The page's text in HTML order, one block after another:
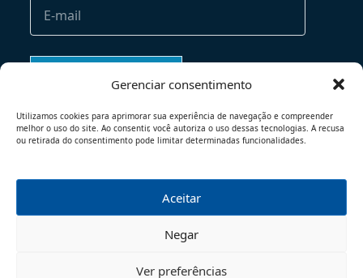
Gerenciar consentimento
Utilizamos cookies para aprimorar sua experiência de navegação e compreender
melhor o uso do site. Ao consentir, você autoriza o uso dessas tecnologias. A recusa
ou retirada do consentimento pode limitar determinadas funcionalidades.
Aceitar
Negar
Ver preferências
POLÍTICA DE PRIVACIDADE
© 2026 - TODOS OS DIREITOS RESERVADOS